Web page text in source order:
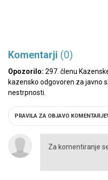
Komentarji (0)
Opozorilo: 297. členu
kazensko odgovoren za javno
nestrpnosti.
PRAVILA ZA OBJAVO